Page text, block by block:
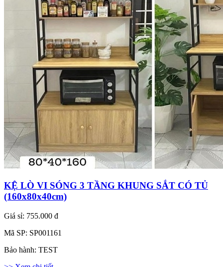
KỆ LÒ VI SÓNG 3 TẦNG KHUNG SẮT CÓ TỦ
(160x80x40cm)
Giá sỉ: 755.000 đ
Mã SP: SP001161
Bảo hành: TEST